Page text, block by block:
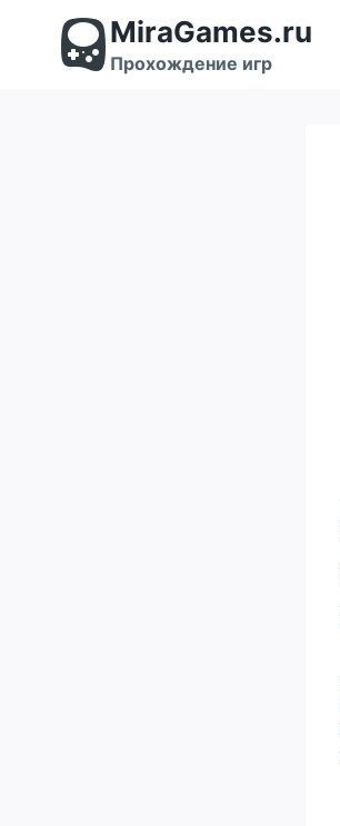
содержимому
MiraGames.ru
Прохождение игр